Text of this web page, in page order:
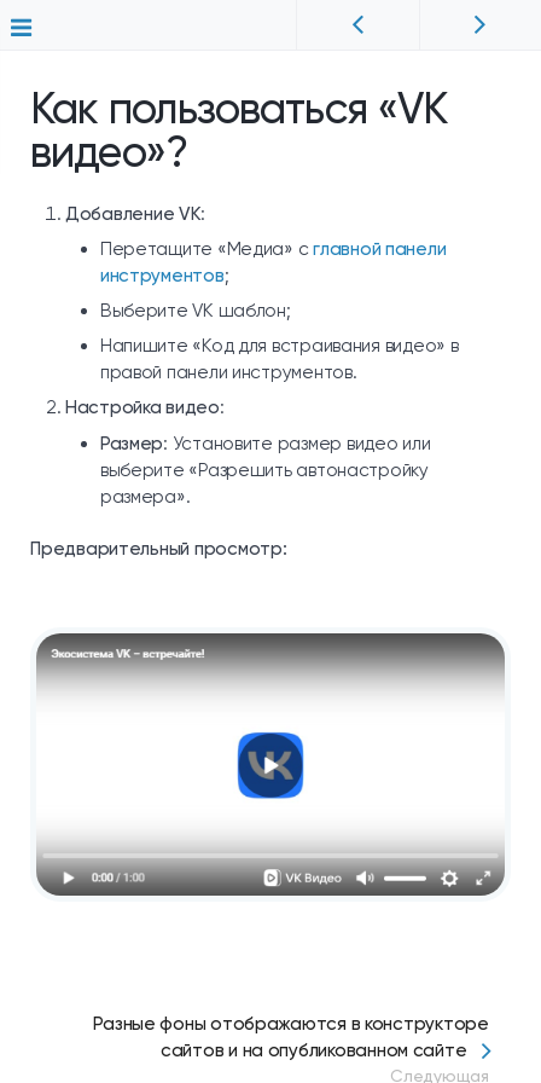
Как пользоваться «VK
видео»?
Добавление VK:
Перетащите «Медиа» сглавной панели
инструментов;
Выберите VK шаблон;
Напишите «Код для встраивания видео» в
правой панели инструментов.
Настройка видео:
Размер: Установите размер видео или
выберите «Разрешить автонастройку
размера».
Предварительный просмотр:
Разные фоны отображаются в конструкторе
сайтов и на опубликованном сайте
Следующая